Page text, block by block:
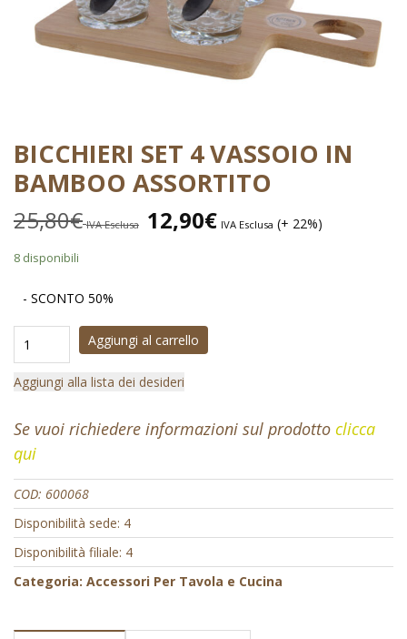
BICCHIERI SET 4 VASSOIO IN
BAMBOO ASSORTITO
25,80€ IVA Esclusa 12,90€ IVA Esclusa (+ 22%)
8 disponibili
- SCONTO 50%
Aggiungi al carrello
Aggiungi alla lista dei desideri
Se vuoi richiedere informazioni sul prodotto clicca
qui
COD: 600068
Disponibilità sede: 4
Disponibilità filiale: 4
Categoria: Accessori Per Tavola e Cucina